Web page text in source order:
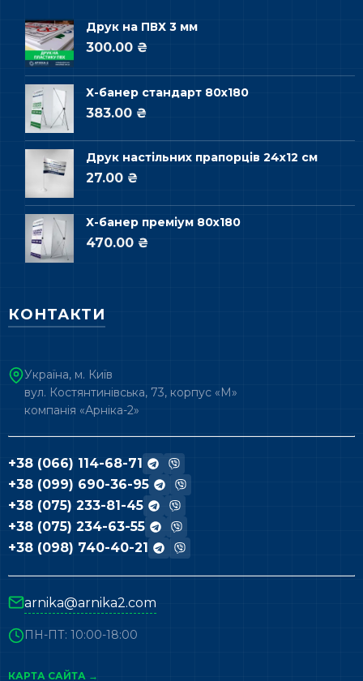
Друк на ПВХ 3 мм
300.00 ₴
Х-банер стандарт 80х180
383.00 ₴
Друк настільних прапорців 24х12 см
27.00 ₴
Х-банер преміум 80х180
470.00 ₴
КОНТАКТИ
Україна, м. Київ
вул. Костянтинівська, 73, корпус «М»
компанія «Арніка-2»
+38 (066) 114-68-71
+38 (099) 690-36-95
+38 (075) 233-81-45
+38 (075) 234-63-55
+38 (098) 740-40-21
arnika@arnika2.com
ПН-ПТ: 10:00-18:00
КАРТА САЙТА →